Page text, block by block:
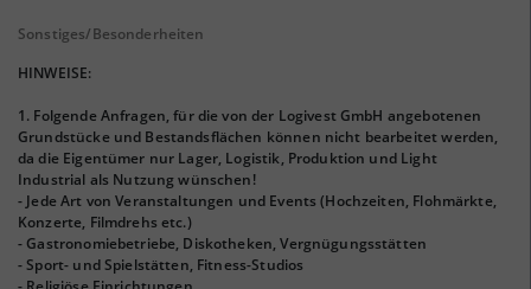
Sonstiges/Besonderheiten
HINWEISE:
1. Folgende Anfragen, für die von der Logivest GmbH angebotenen
Grundstücke und Bestandsflächen können nicht bearbeitet werden,
da die Eigentümer nur Lager, Logistik, Produktion und Light
Industrial als Nutzung wünschen!
- Jede Art von Veranstaltungen und Events (Hochzeiten, Flohmärkte,
Konzerte, Filmdrehs etc.)
- Gastronomiebetriebe, Diskotheken, Vergnügungsstätten
- Sport- und Spielstätten, Fitness-Studios